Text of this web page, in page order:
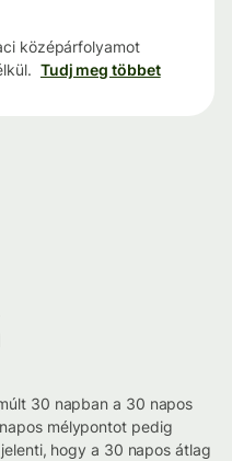
középárfolyamot
Tudj meg többet
30 napban a 30 napos
mélypontot pedig
hogy a 30 napos átlag